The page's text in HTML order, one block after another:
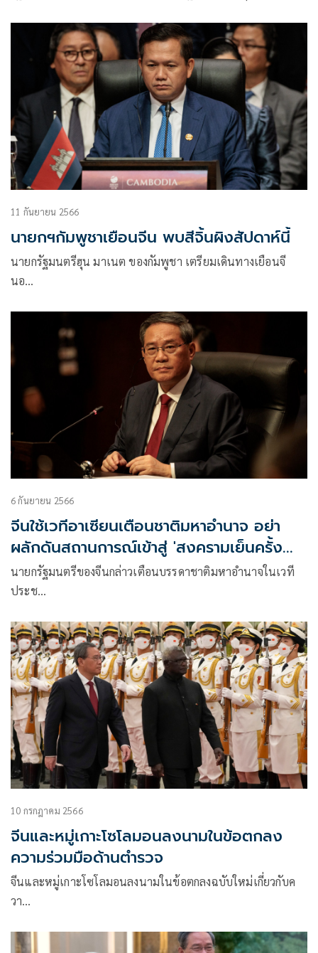
11 กันยายน 2566
นายกฯกัมพูชาเยือนจีน พบสีจิ้นผิงสัปดาห์นี้
นายกรัฐมนตรีฮุน มาเนต ของกัมพูชา เตรียมเดินทางเยือนจี
นอ…
6 กันยายน 2566
จีนใช้เวทีอาเซียนเตือนชาติมหาอำนาจ อย่า
ผลักดันสถานการณ์เข้าสู่ 'สงครามเย็นครั้ง
ใหม่'
นายกรัฐมนตรีของจีนกล่าวเตือนบรรดาชาติมหาอำนาจในเวที
ประช…
10 กรกฎาคม 2566
จีนและหมู่เกาะโซโลมอนลงนามในข้อตกลง
ความร่วมมือด้านตำรวจ
จีนและหมู่เกาะโซโลมอนลงนามในข้อตกลงฉบับใหม่เกี่ยวกับค
วา…